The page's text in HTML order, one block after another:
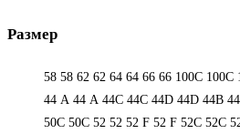
Размер
58 58 62 62 64 64 66 66 100C 100C
44 А 44 А 44C 44C 44D 44D 44В
50С 50С 52 52 52 F 52 F 52C 52C